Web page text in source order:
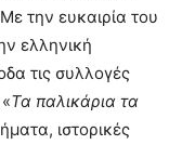
την ευκαιρία του
ελληνική
τις συλλογές
Τα παλικάρια τα
ιστορικές